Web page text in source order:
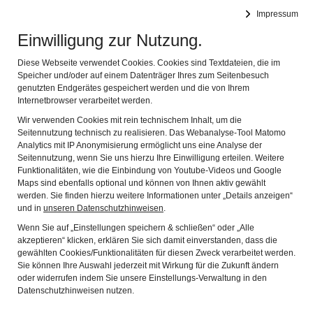
Impressum
Einwilligung zur Nutzung.
Diese Webseite verwendet Cookies. Cookies sind Textdateien, die im
Speicher und/oder auf einem Datenträger Ihres zum Seitenbesuch
genutzten Endgerätes gespeichert werden und die von Ihrem
Internetbrowser verarbeitet werden.
Wir verwenden Cookies mit rein technischem Inhalt, um die
Seitennutzung technisch zu realisieren. Das Webanalyse-Tool Matomo
Analytics mit IP Anonymisierung ermöglicht uns eine Analyse der
Seitennutzung, wenn Sie uns hierzu Ihre Einwilligung erteilen. Weitere
Funktionalitäten, wie die Einbindung von Youtube-Videos und Google
Maps sind ebenfalls optional und können von Ihnen aktiv gewählt
werden. Sie finden hierzu weitere Informationen unter „Details anzeigen“
und in unseren Datenschutzhinweisen.
Wenn Sie auf „Einstellungen speichern & schließen“ oder „Alle
akzeptieren“ klicken, erklären Sie sich damit einverstanden, dass die
gewählten Cookies/Funktionalitäten für diesen Zweck verarbeitet werden.
Sie können Ihre Auswahl jederzeit mit Wirkung für die Zukunft ändern
oder widerrufen indem Sie unsere Einstellungs-Verwaltung in den
Datenschutzhinweisen nutzen.
MUSEUM FÜR DIE KELTISCH-RÖMISCHE VERGANGENHEIT
LEG IX HISPANA
DIE HAUSLEGION DES
RÖMERMUSEUMS
BEDAIUM